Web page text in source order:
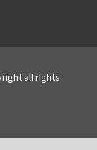
1980)
all rights